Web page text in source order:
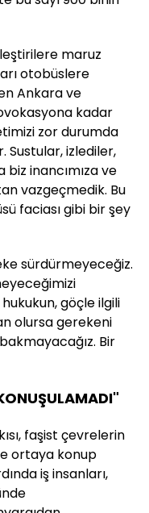
maruz
otobüslere
Ankara ve
kadar
zor durumda
Sustular, izlediler,
inancımıza ve
vazgeçmedik. Bu
faciası gibi bir şey
sürdürmeyeceğiz.
göçle ilgili
olursa gerekeni
Bir
faşist çevrelerin
ortaya konup
iş insanları,